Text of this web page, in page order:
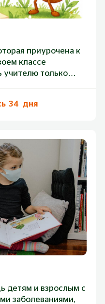
приурочена к
классе
учителю только
акция для вас
34 дня
детям и взрослым с
заболеваниями,